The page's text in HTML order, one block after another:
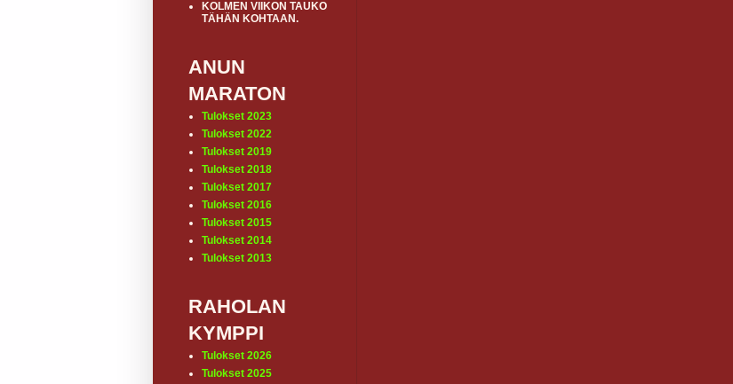
KOLMEN VIIKON TAUKO
TÄHÄN KOHTAAN.
ANUN
MARATON
Tulokset 2023
Tulokset 2022
Tulokset 2019
Tulokset 2018
Tulokset 2017
Tulokset 2016
Tulokset 2015
Tulokset 2014
Tulokset 2013
RAHOLAN
KYMPPI
Tulokset 2026
Tulokset 2025